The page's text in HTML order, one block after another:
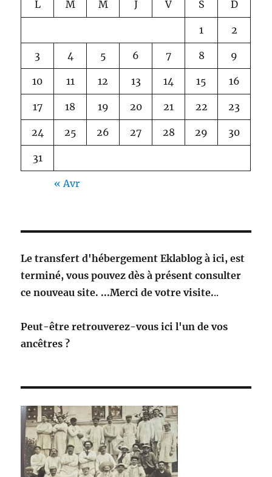
L M M J V S D
1 2
3 4 5 6 7 8 9
10 11 12 13 14 15 16
17 18 19 20 21 22 23
24 25 26 27 28 29 30
31
« Avr
Le transfert d'hébergement Eklablog à ici, est
terminé, vous pouvez dès à présent consulter
ce nouveau site. ...Merci de votre visite...
Peut-être retrouverez-vous ici l'un de vos
ancêtres ?